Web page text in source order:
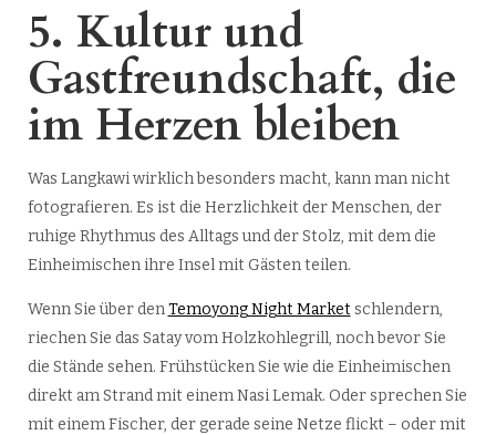
5. Kultur und
Gastfreundschaft, die
im Herzen bleiben
Was Langkawi wirklich besonders macht, kann man nicht
fotografieren. Es ist die Herzlichkeit der Menschen, der
ruhige Rhythmus des Alltags und der Stolz, mit dem die
Einheimischen ihre Insel mit Gästen teilen.
Wenn Sie über denTemoyong Night Marketschlendern,
riechen Sie das Satay vom Holzkohlegrill, noch bevor Sie
die Stände sehen. Frühstücken Sie wie die Einheimischen
direkt am Strand mit einem Nasi Lemak. Oder sprechen Sie
mit einem Fischer, der gerade seine Netze flickt – oder mit